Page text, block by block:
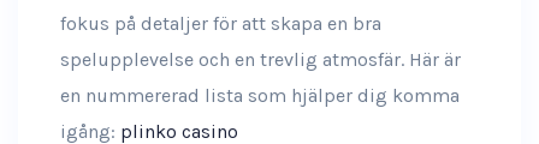
fokus på detaljer för att skapa en bra
spelupplevelse och en trevlig atmosfär. Här är
en nummererad lista som hjälper dig komma
igång: plinko casino